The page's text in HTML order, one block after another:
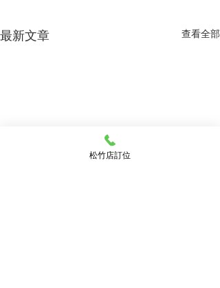
最新文章 查看全部
松竹店訂位